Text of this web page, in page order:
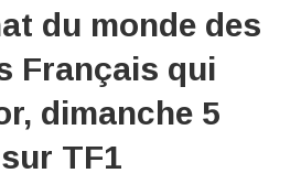
du monde des
Français qui
dimanche 5
TF1